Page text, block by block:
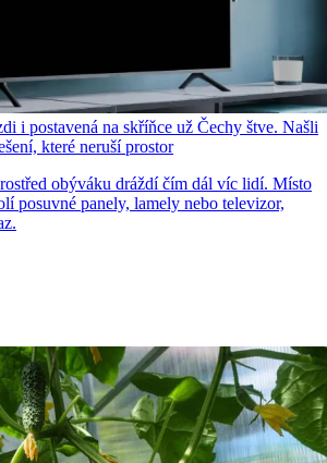
i postavená na skříňce už Čechy štve. Našli
které neruší prostor
obýváku dráždí čím dál víc lidí. Místo
posuvné panely, lamely nebo televizor,